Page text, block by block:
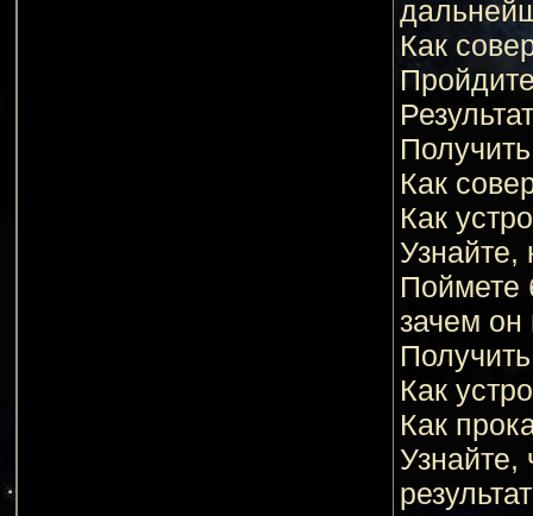
Как
Как
Как
Узнайте,
Поймете
зачем он
Как
Как
Узнайте,